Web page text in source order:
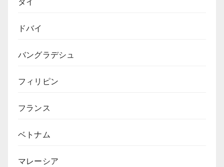
タイ
ドバイ
バングラデシュ
フィリピン
フランス
ベトナム
マレーシア